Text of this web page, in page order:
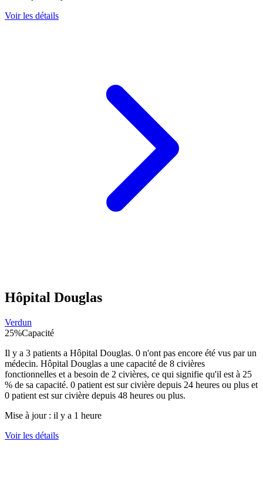
Voir les détails
Hôpital Douglas
Verdun
25%Capacité
Il y a 3 patients a Hôpital Douglas. 0 n'ont pas encore été vus par un
médecin. Hôpital Douglas a une capacité de 8 civières
fonctionnelles et a besoin de 2 civières, ce qui signifie qu'il est à 25
% de sa capacité. 0 patient est sur civière depuis 24 heures ou plus et
0 patient est sur civière depuis 48 heures ou plus.
Mise à jour : il y a 1 heure
Voir les détails